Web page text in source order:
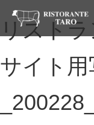
リスト
サイト用